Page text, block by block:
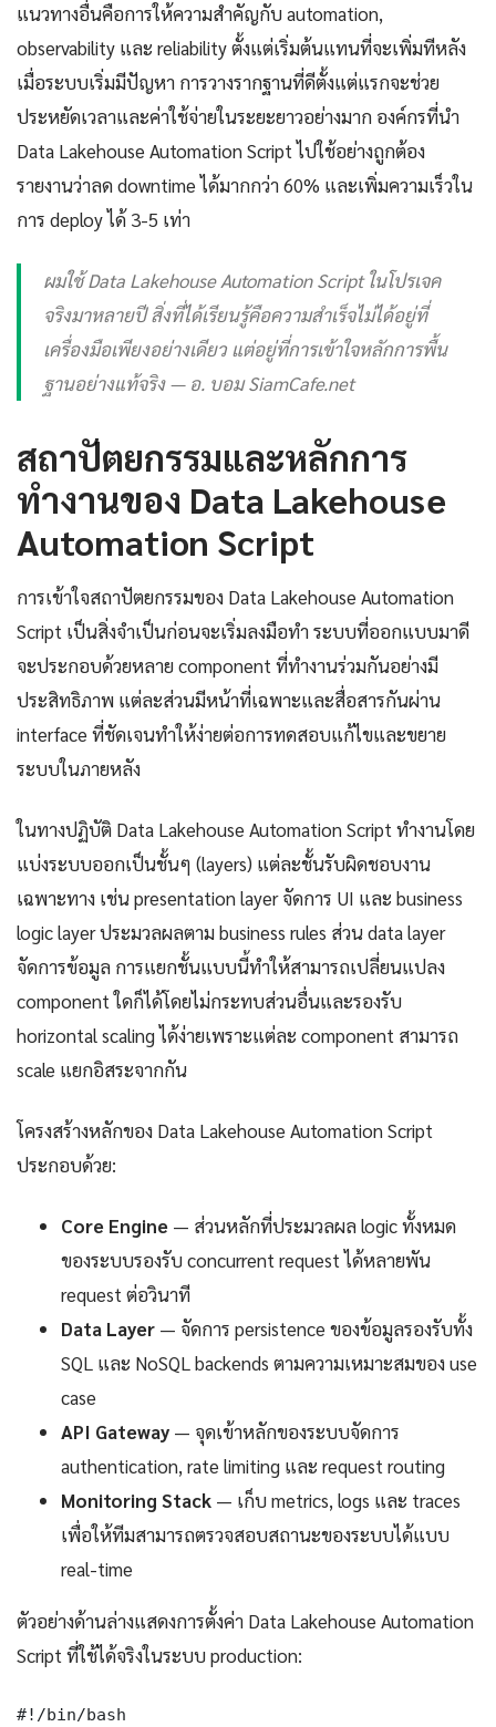
แนวทางอื่นคือการให้ความสำคัญกับ automation,
observability และ reliability ตั้งแต่เริ่มต้นแทนที่จะเพิ่มทีหลัง
เมื่อระบบเริ่มมีปัญหา การวางรากฐานที่ดีตั้งแต่แรกจะช่วย
ประหยัดเวลาและค่าใช้จ่ายในระยะยาวอย่างมาก องค์กรที่นำ
Data Lakehouse Automation Script ไปใช้อย่างถูกต้อง
รายงานว่าลด downtime ได้มากกว่า 60% และเพิ่มความเร็วใน
การ deploy ได้ 3-5 เท่า
ผมใช้ Data Lakehouse Automation Script ในโปรเจค
จริงมาหลายปี สิ่งที่ได้เรียนรู้คือความสำเร็จไม่ได้อยู่ที่
เครื่องมือเพียงอย่างเดียว แต่อยู่ที่การเข้าใจหลักการพื้น
ฐานอย่างแท้จริง — อ. บอม SiamCafe.net
สถาปัตยกรรมและหลักการ
ทำงานของ Data Lakehouse
Automation Script
การเข้าใจสถาปัตยกรรมของ Data Lakehouse Automation
Script เป็นสิ่งจำเป็นก่อนจะเริ่มลงมือทำ ระบบที่ออกแบบมาดี
จะประกอบด้วยหลาย component ที่ทำงานร่วมกันอย่างมี
ประสิทธิภาพ แต่ละส่วนมีหน้าที่เฉพาะและสื่อสารกันผ่าน
interface ที่ชัดเจนทำให้ง่ายต่อการทดสอบแก้ไขและขยาย
ระบบในภายหลัง
ในทางปฏิบัติ Data Lakehouse Automation Script ทำงานโดย
แบ่งระบบออกเป็นชั้นๆ (layers) แต่ละชั้นรับผิดชอบงาน
เฉพาะทาง เช่น presentation layer จัดการ UI และ business
logic layer ประมวลผลตาม business rules ส่วน data layer
จัดการข้อมูล การแยกชั้นแบบนี้ทำให้สามารถเปลี่ยนแปลง
component ใดก็ได้โดยไม่กระทบส่วนอื่นและรองรับ
horizontal scaling ได้ง่ายเพราะแต่ละ component สามารถ
scale แยกอิสระจากกัน
โครงสร้างหลักของ Data Lakehouse Automation Script
ประกอบด้วย:
Core Engine — ส่วนหลักที่ประมวลผล logic ทั้งหมด
ของระบบรองรับ concurrent request ได้หลายพัน
request ต่อวินาที
Data Layer — จัดการ persistence ของข้อมูลรองรับทั้ง
SQL และ NoSQL backends ตามความเหมาะสมของ use
case
API Gateway — จุดเข้าหลักของระบบจัดการ
authentication, rate limiting และ request routing
Monitoring Stack — เก็บ metrics, logs และ traces
เพื่อให้ทีมสามารถตรวจสอบสถานะของระบบได้แบบ
real-time
ตัวอย่างด้านล่างแสดงการตั้งค่า Data Lakehouse Automation
Script ที่ใช้ได้จริงในระบบ production:
#!/bin/bash